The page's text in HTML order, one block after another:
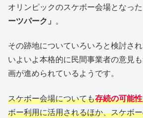
オリンピックのスケボー会場となった
ーツパーク」 。
その跡地についていろいろと検討され
いよいよ本格的に民間事業者の意見
画が進められているようです。
スケボー会場についても存続の可能性
ボー利用に活用されるほか、スケボ